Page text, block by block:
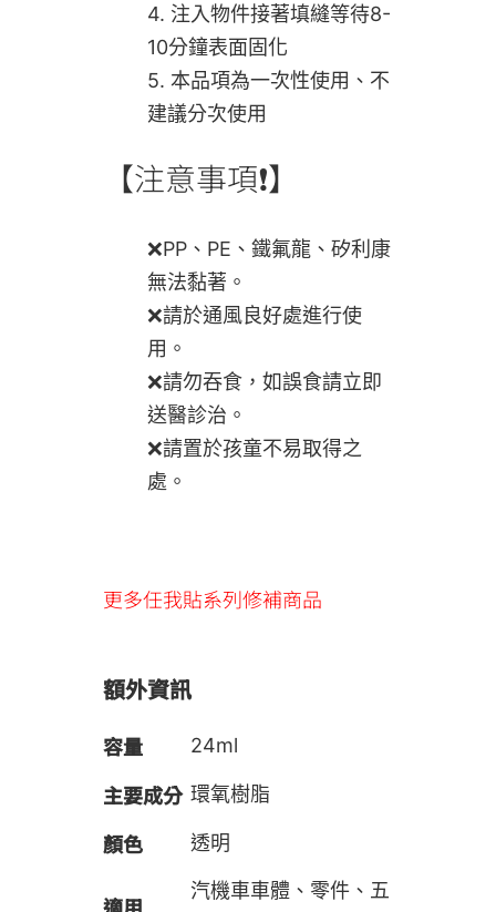
4. 注入物件接著填縫等待8-
10分鐘表面固化
5. 本品項為一次性使用、不
建議分次使用
【注意事項❗】
❌PP、PE、鐵氟龍、矽利康
無法黏著。
❌請於通風良好處進行使
用。
❌請勿吞食，如誤食請立即
送醫診治。
❌請置於孩童不易取得之
處。
更多任我貼系列修補商品
額外資訊
容量 24ml
主要成分 環氧樹脂
顏色 透明
適用
汽機車車體、零件、五